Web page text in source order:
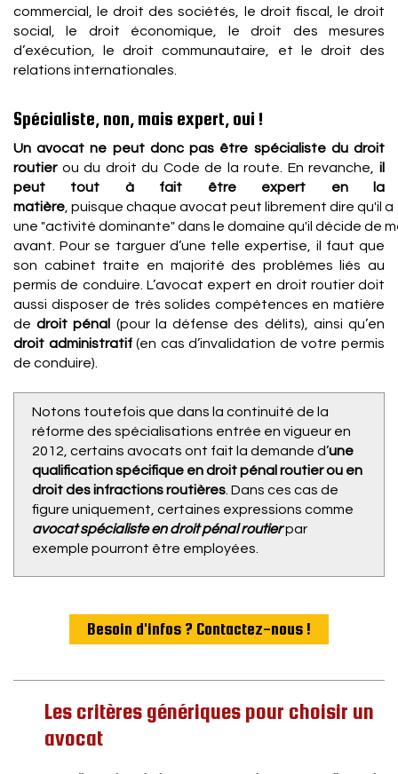
commercial, le droit des sociétés, le droit fiscal, le droit
social, le droit économique, le droit des mesures
d’exécution, le droit communautaire, et le droit des
relations internationales.
Spécialiste, non, mais expert, oui !
Un avocat ne peut donc pas être spécialiste du droit
routierou du droit du Code de la route. En revanche, il
peut tout à fait être expert en la
matière , puisque chaque avocat peut librement dire qu'il a
une "activité dominante" dans le domaine qu'il décide de
avant. Pour se targuer d’une telle expertise, il faut que
son cabinet traite en majorité des problèmes liés au
permis de conduire. L’avocat expert en droit routier doit
aussi disposer de très solides compétences en matière
dedroit pénal
(pour la défense des délits), ainsi qu’en
droit administratif(en cas d’invalidation de votre permis
de conduire).
Notons toutefois que dans la continuité de la
réforme des spécialisations entrée en vigueur en
2012, certains avocats ont fait la demande d’une
qualification spécifique en droit pénal routier ou en
droit des infractions routières . Dans ces cas de
figure uniquement, certaines expressions comme
avocat spécialiste en droit pénal routierpar
exemple pourront être employées.
Besoin d'infos ? Contactez-nous !
Les critères génériques pour choisir un
avocat